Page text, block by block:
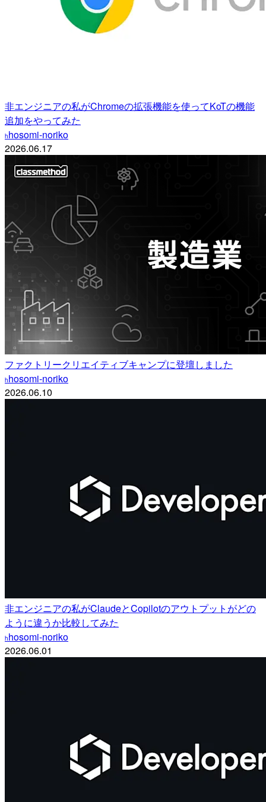
非エンジニアの私がChromeの拡張機能を使ってKoTの機能
追加をやってみた
hhosomi-noriko
2026.06.17
ファクトリークリエイティブキャンプに登壇しました
hhosomi-noriko
2026.06.10
非エンジニアの私がClaudeとCopilotのアウトプットがどの
ように違うか比較してみた
hhosomi-noriko
2026.06.01